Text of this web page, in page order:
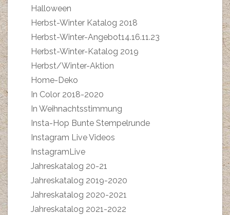
Halloween
Herbst-Winter Katalog 2018
Herbst-Winter-Angebot14.16.11.23
Herbst-Winter-Katalog 2019
Herbst/Winter-Aktion
Home-Deko
In Color 2018-2020
In Weihnachtsstimmung
Insta-Hop Bunte Stempelrunde
Instagram Live Videos
InstagramLive
Jahreskatalog 20-21
Jahreskatalog 2019-2020
Jahreskatalog 2020-2021
Jahreskatalog 2021-2022